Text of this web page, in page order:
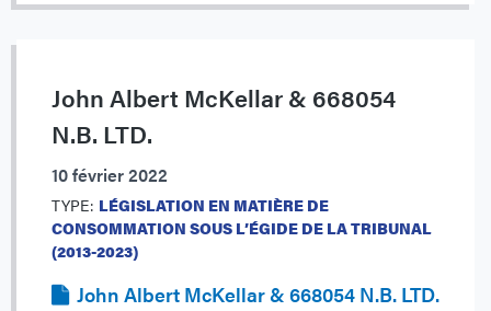
John Albert McKellar & 668054
N.B. LTD.
10 février 2022
TYPE: LÉGISLATION EN MATIÈRE DE
CONSOMMATION SOUS L’ÉGIDE DE LA TRIBUNAL
(2013-2023)
John Albert McKellar & 668054 N.B. LTD.